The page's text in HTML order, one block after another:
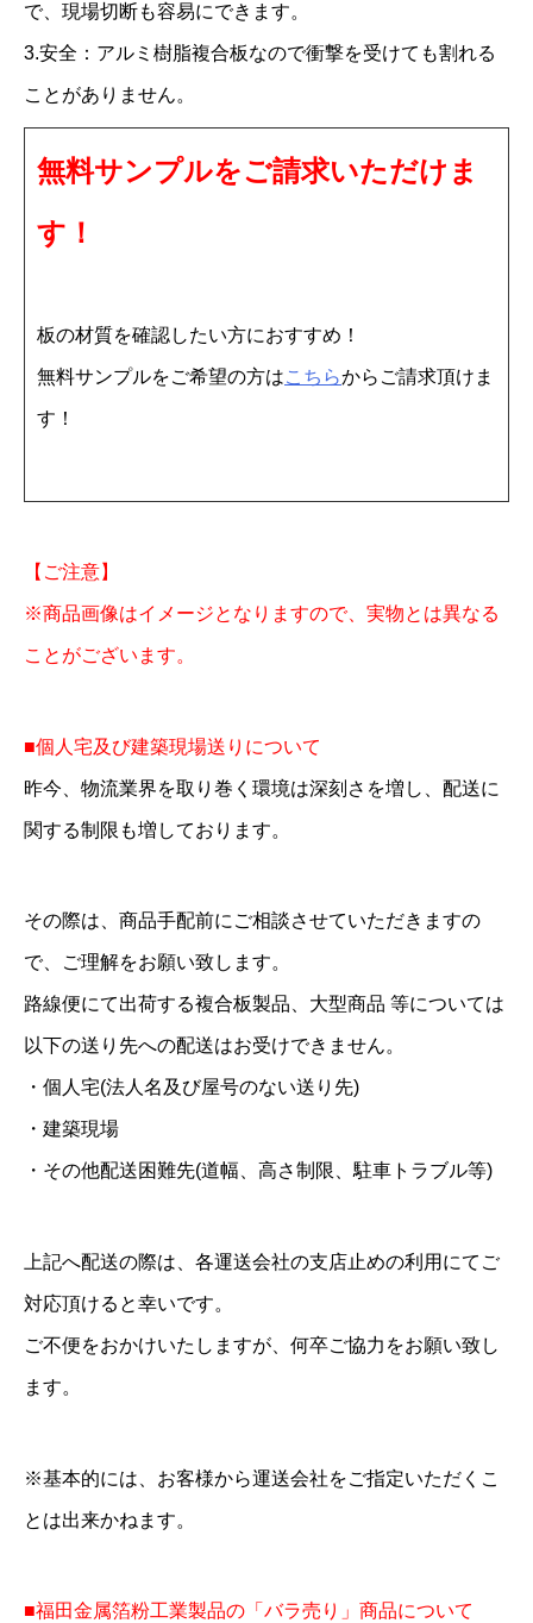
F
3
m
φ
6
で、現場切断も容易にできます。
3.安全：アルミ樹脂複合板なので衝撃を受けても割れる
ことがありません。
無料サンプルをご請求いただけま
す！
板の材質を確認したい方におすすめ！
無料サンプルをご希望の方はこちらからご請求頂けま
す！
【ご注意】
※商品画像はイメージとなりますので、実物とは異なる
ことがございます。
■個人宅及び建築現場送りについて
昨今、物流業界を取り巻く環境は深刻さを増し、配送に
関する制限も増しております。
その際は、商品手配前にご相談させていただきますの
で、ご理解をお願い致します。
路線便にて出荷する複合板製品、大型商品 等については
以下の送り先への配送はお受けできません。
・個人宅(法人名及び屋号のない送り先)
・建築現場
・その他配送困難先(道幅、高さ制限、駐車トラブル等)
上記へ配送の際は、各運送会社の支店止めの利用にてご
対応頂けると幸いです。
ご不便をおかけいたしますが、何卒ご協力をお願い致し
ます。
※基本的には、お客様から運送会社をご指定いただくこ
とは出来かねます。
■福田金属箔粉工業製品の「バラ売り」商品について